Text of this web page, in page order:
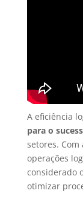
A eficiência
para o
setores. Com
operações
considerado
otimizar